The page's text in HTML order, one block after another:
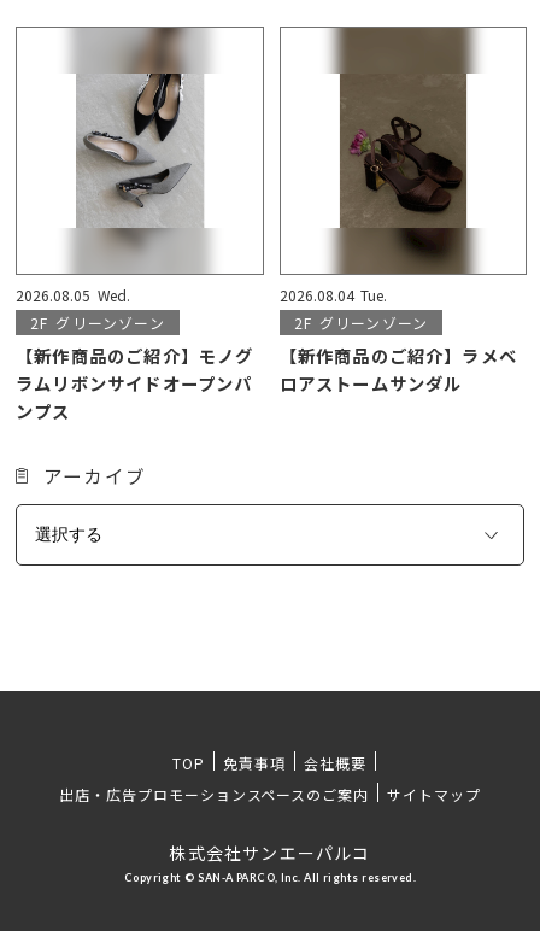
2026.08.05 Wed.
2F グリーンゾーン
【新作商品のご紹介】モノグ
ラムリボンサイドオープンパ
ンプス
2026.08.04 Tue.
2F グリーンゾーン
【新作商品のご紹介】ラメベ
ロアストームサンダル
アーカイブ
TOP 免責事項
会社概要
出店・広告プロモーションスペースのご案内
サイトマップ
株式会社サンエーパルコ
Copyright © SAN-A PARCO, Inc. All rights reserved.